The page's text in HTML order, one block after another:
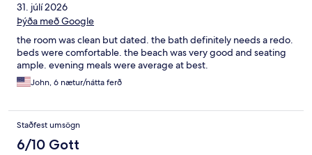
31. júlí 2026
Þýða með Google
the room was clean but dated. the bath definitely needs a redo.
beds were comfortable. the beach was very good and seating
ample. evening meals were average at best.
John, 6 nætur/nátta ferð
Staðfest umsögn
6/10 Gott